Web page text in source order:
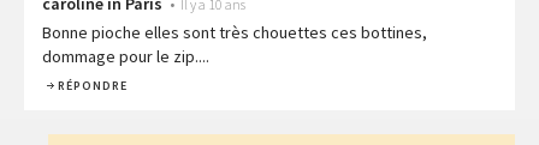
Il y a 10 ans
Bonne pioche elles sont très chouettes ces bottines,
dommage pour le zip....
RÉPONDRE